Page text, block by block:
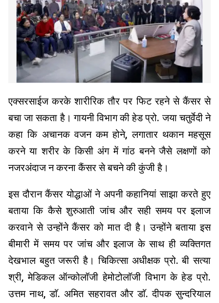
एक्सरसाईज करके शारीरिक तौर पर फिट रहने से कैंसर से
बचा जा सकता है। गायनी विभाग की हेड प्रो. जया चतुर्वेदी ने
कहा कि अचानक वजन कम होने, लगातार थकान महसूस
करने या शरीर के किसी अंग में गांठ बनने जैसे लक्षणों को
नजरअंदाज न करना कैंसर से बचने की कुंजी है।
इस दौरान कैंसर योद्धाओं ने अपनी कहानियां साझा करते हुए
बताया कि कैसे शुरुआती जांच और सही समय पर इलाज
करवाने से उन्होंने कैंसर को मात दी है। उन्होंने बताया इस
बीमारी में समय पर जांच और इलाज के साथ ही व्यक्तिगत
देखभाल बहुत जरूरी है। चिकित्सा अधीक्षक प्रो. बी सत्या
श्री, मेडिकल ऑन्कोलॉजी हेमोटोलाॅजी विभाग के हेड प्रो.
उत्तम नाथ, डाॅ. अमित सहरावत और डाॅ. दीपक सुन्दरियाल